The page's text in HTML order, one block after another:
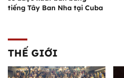
tiếng Tây Ban Nha tại Cuba
THẾ GIỚI